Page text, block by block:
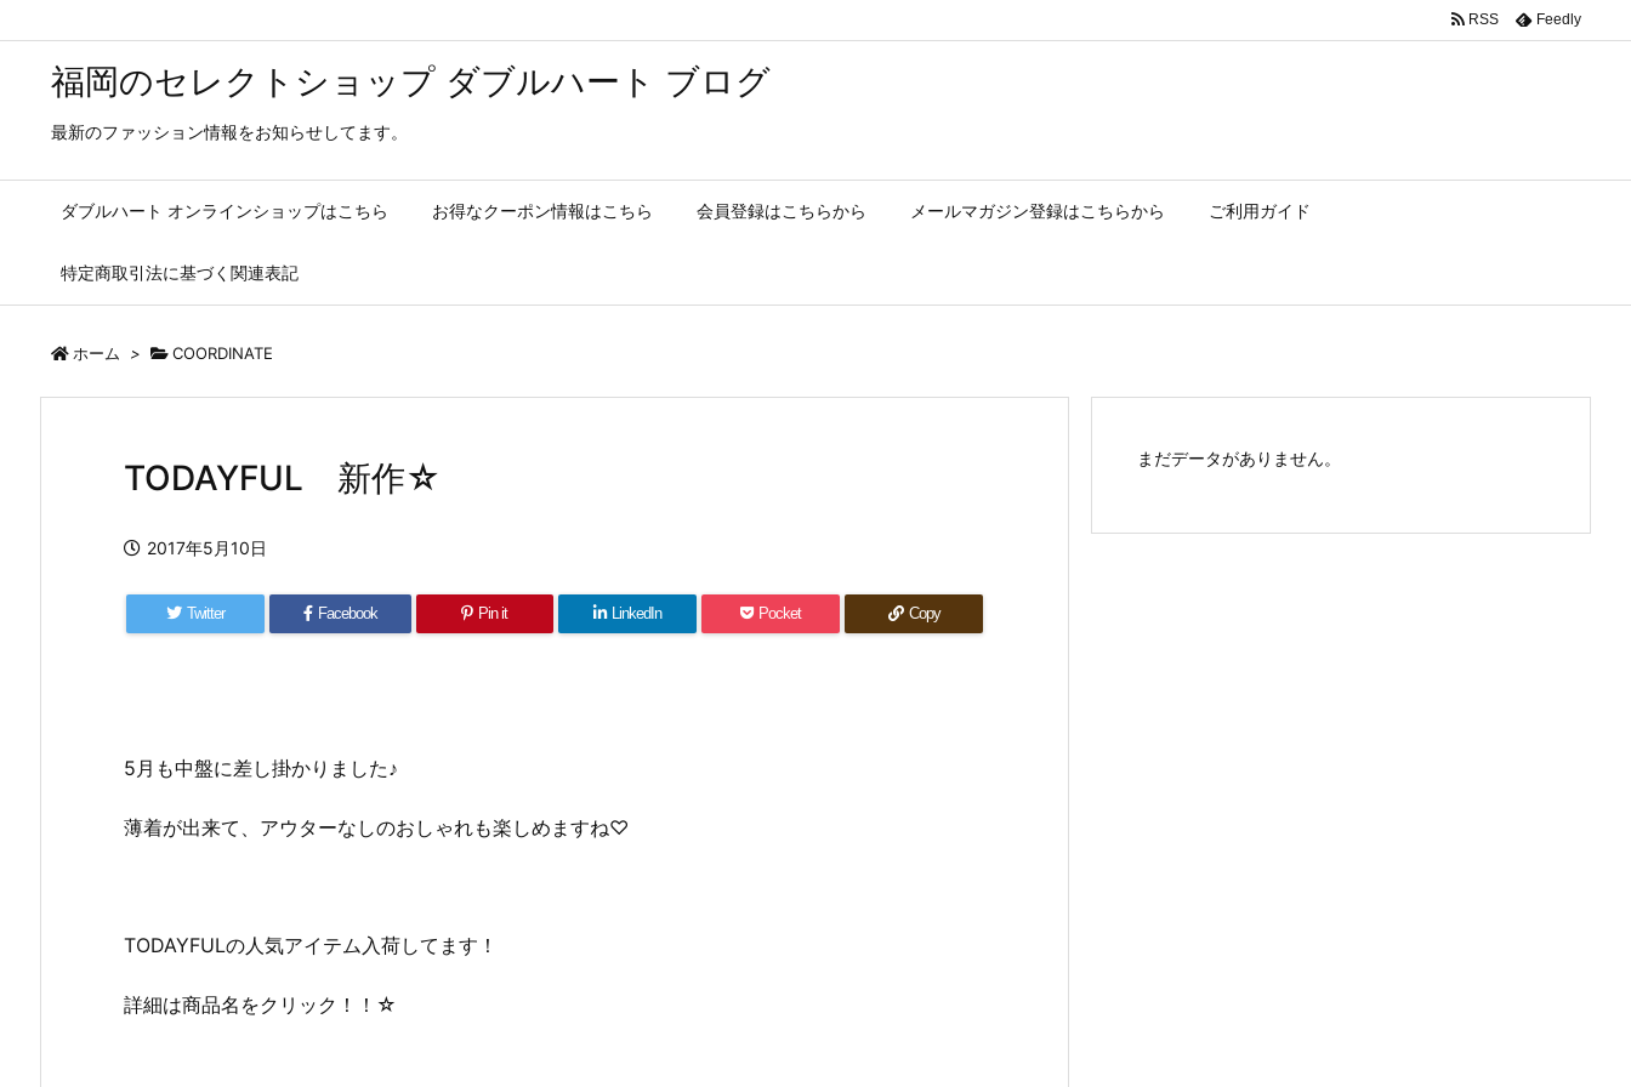
福岡のセレクトショップ ダブルハート ブログ
最新のファッション情報をお知らせしてます。
ダブルハート オンラインショップはこちら お得なクーポン情報はこちら 会員登録はこちらから メールマガジン登録はこちらから ご利用ガイド
特定商取引法に基づく関連表記
RSS Feedly
ホーム > COORDINATE
TODAYFUL 新作☆
2017年5月10日
Twitter Facebook Pin it LinkedIn Pocket Copy
5月も中盤に差し掛かりました♪
薄着が出来て、アウターなしのおしゃれも楽しめますね♡
TODAYFULの人気アイテム入荷してます！
詳細は商品名をクリック！！☆
まだデータがありません。